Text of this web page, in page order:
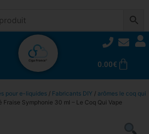
0.00€
pour e-liquides / Fabricants DIY / arômes le coq qui
Fraise Symphonie 30 ml – Le Coq Qui Vape